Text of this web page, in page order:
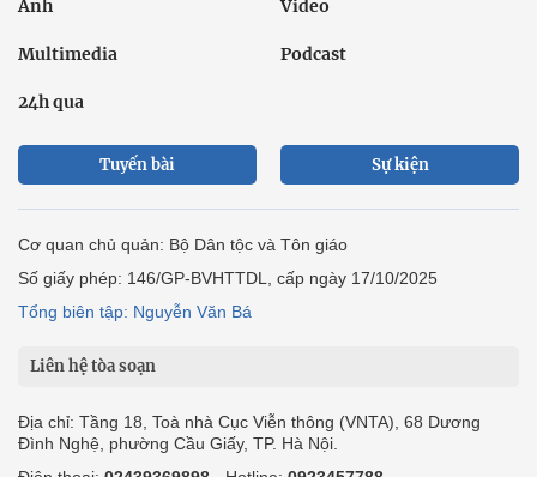
Ảnh Video
Multimedia Podcast
24h qua
Tuyến bài Sự kiện
Cơ quan chủ quản: Bộ Dân tộc và Tôn giáo
Số giấy phép: 146/GP-BVHTTDL, cấp ngày 17/10/2025
Tổng biên tập: Nguyễn Văn Bá
Liên hệ tòa soạn
Địa chỉ: Tầng 18, Toà nhà Cục Viễn thông (VNTA), 68 Dương
Đình Nghệ, phường Cầu Giấy, TP. Hà Nội.